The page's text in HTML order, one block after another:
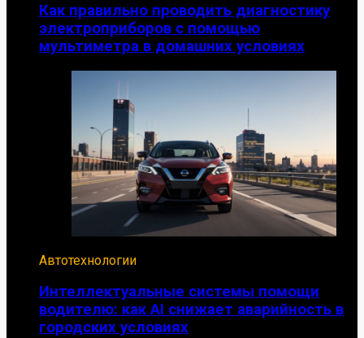
Как правильно проводить диагностику
электроприборов с помощью
мультиметра в домашних условиях
Автотехнологии
Интеллектуальные системы помощи
водителю: как AI снижает аварийность в
городских условиях